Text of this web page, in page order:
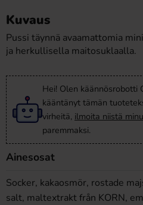
Kuvaus
Pussi täynnä avaamattomia
ja herkullisella maitosuklaalla.
Hei! Olen käännösrobotti
kääntänyt tämän
virheitä, ilmoita niistä
paremmaksi.
Ainesosat
Socker, kakaosmör, rostade
salt, maltextrakt från KORN,